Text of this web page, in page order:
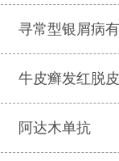
寻常型银屑病
牛皮癣发红脱
阿达木单抗